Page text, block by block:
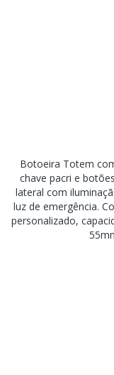
Botoeira Totem
chave pacri e
lateral com
luz de emergência.
personalizado,